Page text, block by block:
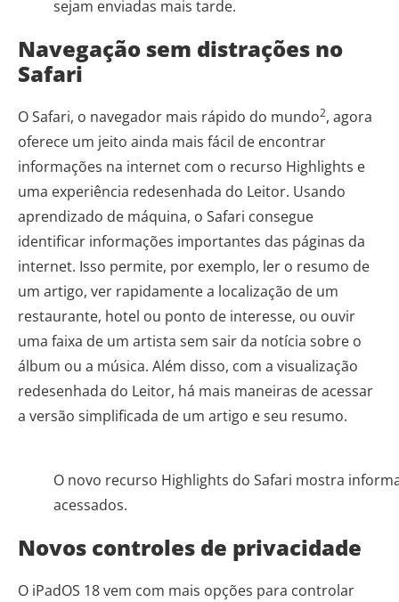
sejam enviadas mais tarde.
Navegação sem distrações no
Safari
O Safari, o navegador mais rápido do mundo2, agora
oferece um jeito ainda mais fácil de encontrar
informações na internet com o recurso Highlights e
uma experiência redesenhada do Leitor. Usando
aprendizado de máquina, o Safari consegue
identificar informações importantes das páginas da
internet. Isso permite, por exemplo, ler o resumo de
um artigo, ver rapidamente a localização de um
restaurante, hotel ou ponto de interesse, ou ouvir
uma faixa de um artista sem sair da notícia sobre o
álbum ou a música. Além disso, com a visualização
redesenhada do Leitor, há mais maneiras de acessar
a versão simplificada de um artigo e seu resumo.
O novo recurso Highlights do Safari mostra
acessados.
Novos controles de privacidade
O iPadOS 18 vem com mais opções para controlar